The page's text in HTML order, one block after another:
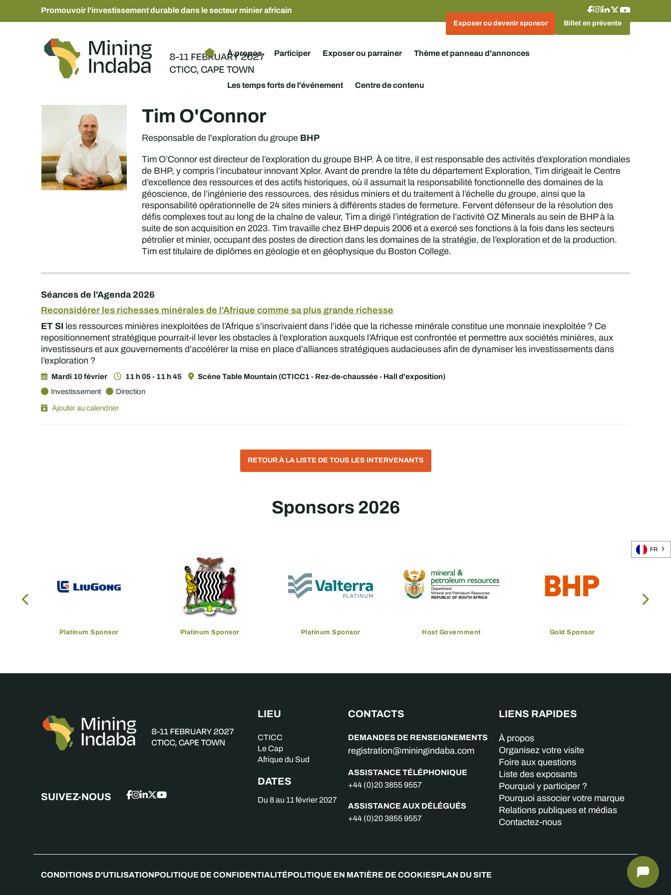
Promouvoir l'investissement durable dans le secteur minier africain
Exposer ou devenir sponsor Billet en prévente
À propos Participer Exposer ou parrainer Thème et panneau d'annonces
Les temps forts de l'événement Centre de contenu
Tim O'Connor
Responsable de l'exploration du groupe BHP
Tim O’Connor est directeur de l’exploration du groupe BHP. À ce titre, il est responsable des activités d’exploration mondiales
de BHP, y compris l’incubateur innovant Xplor. Avant de prendre la tête du département Exploration, Tim dirigeait le Centre
d’excellence des ressources et des actifs historiques, où il assumait la responsabilité fonctionnelle des domaines de la
géoscience, de l’ingénierie des ressources, des résidus miniers et du traitement à l’échelle du groupe, ainsi que la
responsabilité opérationnelle de 24 sites miniers à différents stades de fermeture. Fervent défenseur de la résolution des
défis complexes tout au long de la chaîne de valeur, Tim a dirigé l’intégration de l’activité OZ Minerals au sein de BHP à la
suite de son acquisition en 2023. Tim travaille chez BHP depuis 2006 et a exercé ses fonctions à la fois dans les secteurs
pétrolier et minier, occupant des postes de direction dans les domaines de la stratégie, de l’exploration et de la production.
Tim est titulaire de diplômes en géologie et en géophysique du Boston College.
Séances de l'Agenda 2026
Reconsidérer les richesses minérales de l'Afrique comme sa plus grande richesse
ET SI les ressources minières inexploitées de l’Afrique s’inscrivaient dans l’idée que la richesse minérale constitue une monnaie inexploitée ? Ce
repositionnement stratégique pourrait-il lever les obstacles à l’exploration auxquels l’Afrique est confrontée et permettre aux sociétés minières, aux
investisseurs et aux gouvernements d’accélérer la mise en place d’alliances stratégiques audacieuses afin de dynamiser les investissements dans
l’exploration ?
Mardi 10 février 11 h 05 - 11 h 45
Scène Table Mountain (CTICC1 - Rez-de-chaussée - Hall d'exposition)
Investissement
Direction
Ajouter au calendrier
RETOUR À LA LISTE DE TOUS LES INTERVENANTS
Sponsors 2026
Platinum Sponsor Platinum Sponsor Platinum Sponsor Host Government Gold Sponsor
LIEU
CTICC
Le Cap
Afrique du Sud
DATES
Du 8 au 11 février 2027
CONTACTS
DEMANDES DE RENSEIGNEMENTS
registration@miningindaba.com
ASSISTANCE TÉLÉPHONIQUE
+44 (0)20 3855 9557
ASSISTANCE AUX DÉLÉGUÉS
+44 (0)20 3855 9557
LIENS RAPIDES
À propos
Organisez votre visite
Foire aux questions
Liste des exposants
Pourquoi y participer ?
Pourquoi associer votre marque
Relations publiques et médias
Contactez-nous
SUIVEZ-NOUS
CONDITIONS D'UTILISATIONPOLITIQUE DE CONFIDENTIALITÉPOLITIQUE EN MATIÈRE DE COOKIESPLAN DU SITE
FR